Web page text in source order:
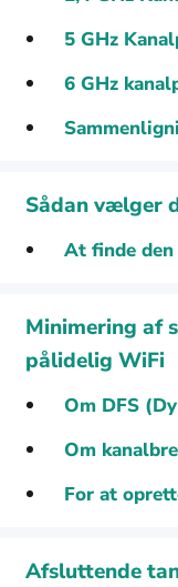
5 GHz
6 GHz
Sådan vælger
At finde
Minimering af
pålidelig WiFi
Om DFS
Om
For at
Afsluttende